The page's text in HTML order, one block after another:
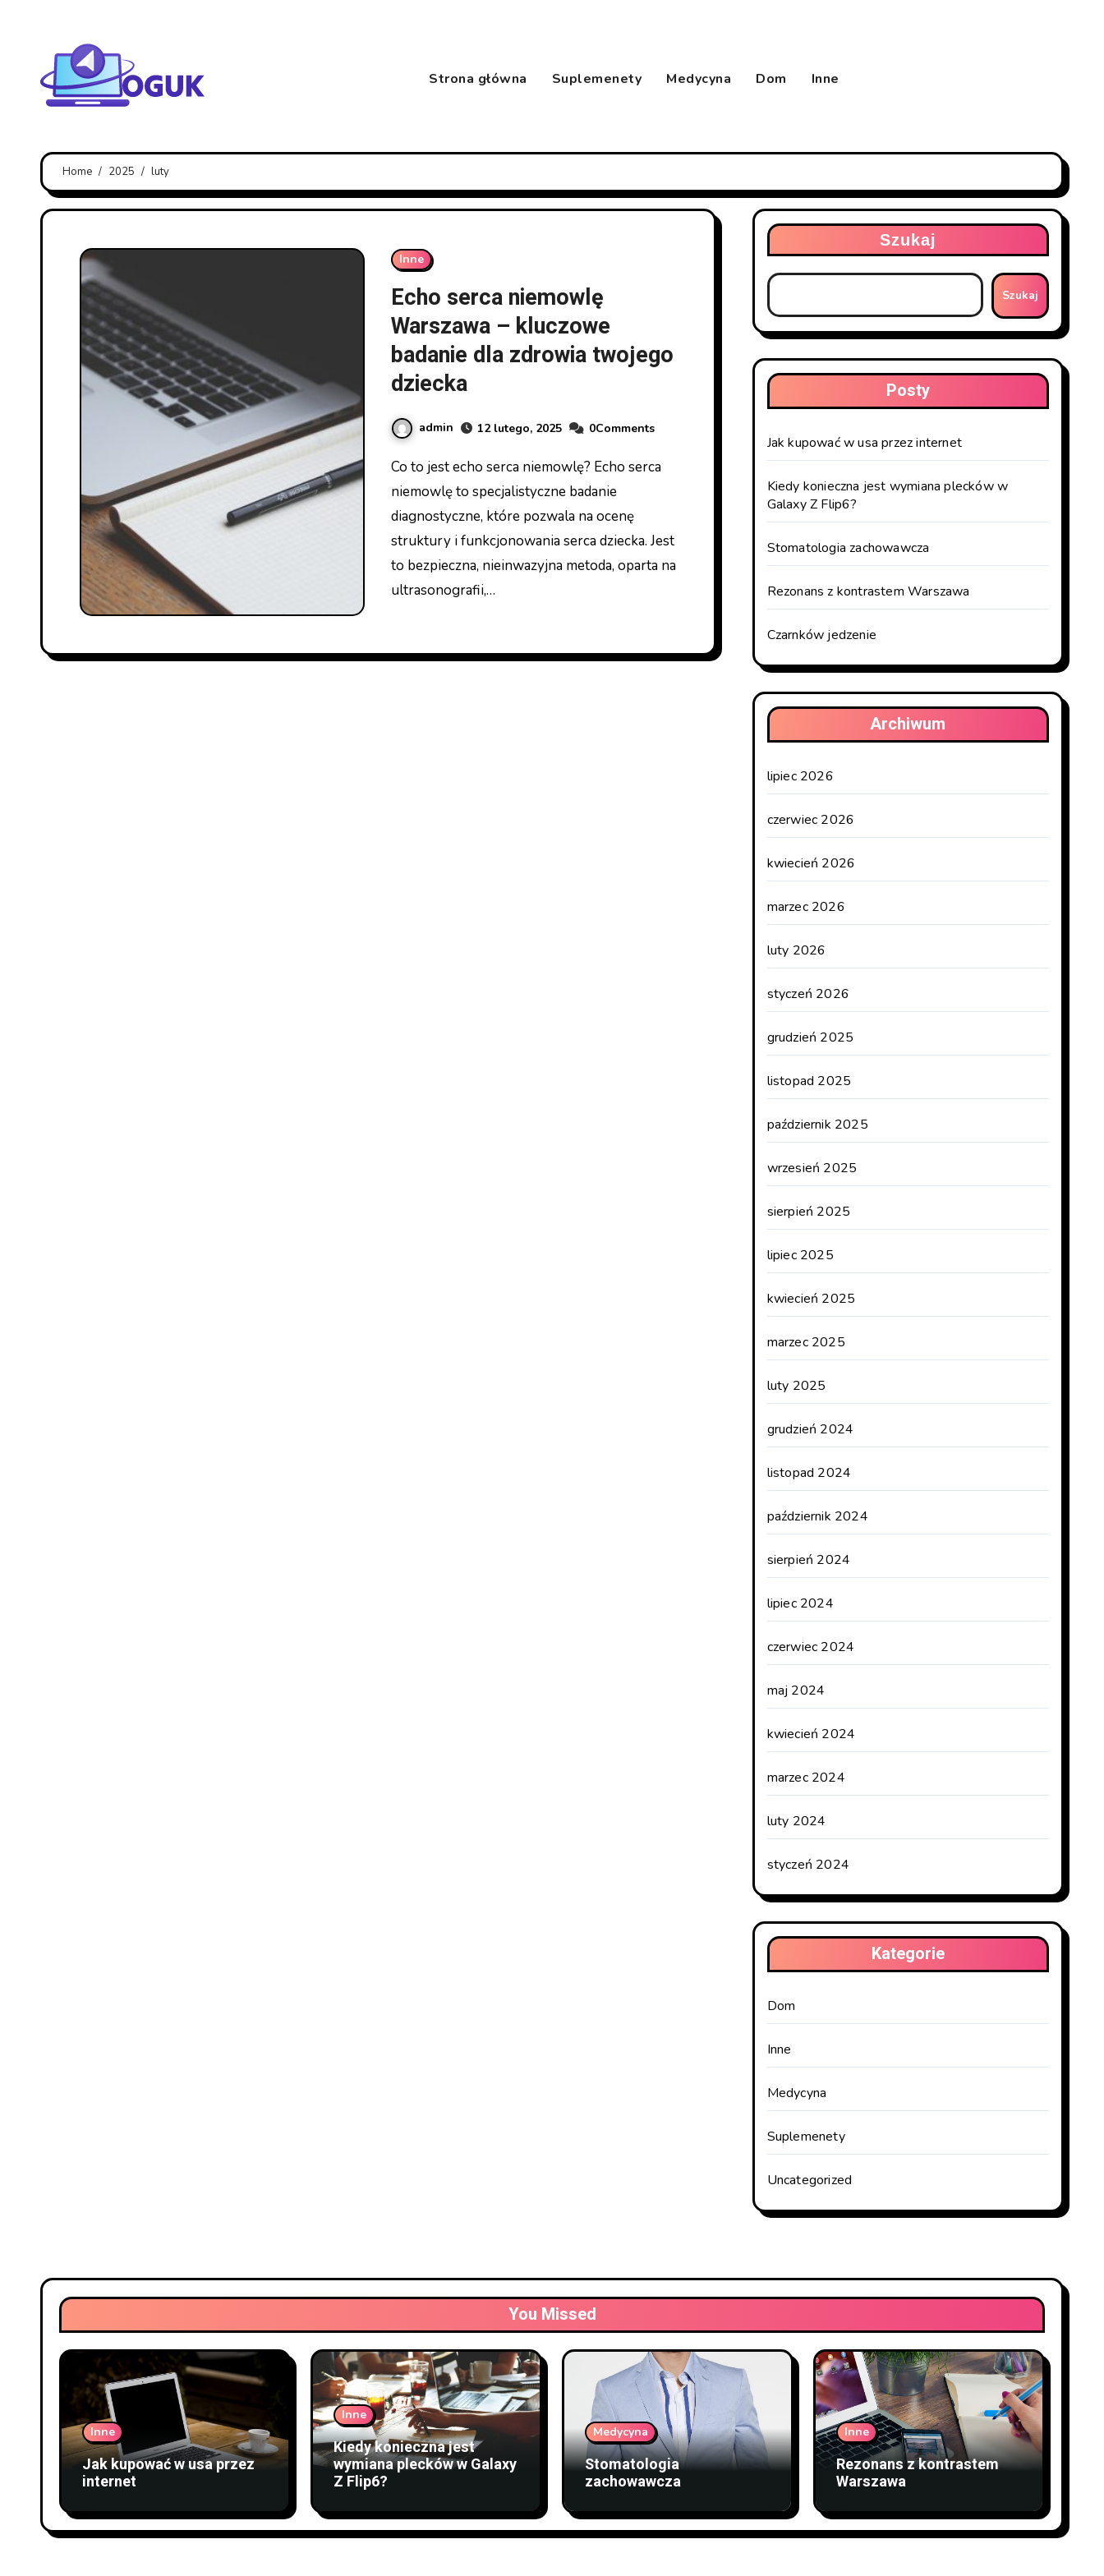
Strona główna
Suplemenety Medycyna Dom Inne
Home 2025 luty
Inne
Echo serca niemowlę
Warszawa – kluczowe
badanie dla zdrowia twojego
dziecka
admin 12 lutego, 2025 0Comments
Co to jest echo serca niemowlę? Echo serca
niemowlę to specjalistyczne badanie
diagnostyczne, które pozwala na ocenę
struktury i funkcjonowania serca dziecka. Jest
to bezpieczna, nieinwazyjna metoda, oparta na
ultrasonografii,…
Szukaj
Szukaj
Posty
Jak kupować w usa przez internet
Kiedy konieczna jest wymiana plecków w
Galaxy Z Flip6?
Stomatologia zachowawcza
Rezonans z kontrastem Warszawa
Czarnków jedzenie
Archiwum
lipiec 2026
czerwiec 2026
kwiecień 2026
marzec 2026
luty 2026
styczeń 2026
grudzień 2025
listopad 2025
październik 2025
wrzesień 2025
sierpień 2025
lipiec 2025
kwiecień 2025
marzec 2025
luty 2025
grudzień 2024
listopad 2024
październik 2024
sierpień 2024
lipiec 2024
czerwiec 2024
maj 2024
kwiecień 2024
marzec 2024
luty 2024
styczeń 2024
Kategorie
Dom
Inne
Medycyna
Suplemenety
Uncategorized
You Missed
Inne
Jak kupować w usa przez
internet
Inne
Kiedy konieczna jest
wymiana plecków w Galaxy
Z Flip6?
Medycyna
Stomatologia
zachowawcza
Inne
Rezonans z kontrastem
Warszawa